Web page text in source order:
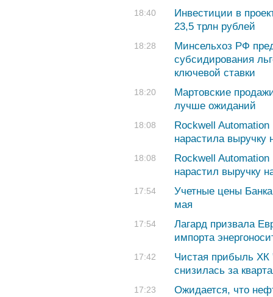
18:40
Инвестиции в
23,5 трлн рублей
18:28
Минсельхоз РФ
субсидирования
ключевой ставки
18:20
Мартовские
лучше ожиданий
18:08
Rockwell
нарастила выручку
18:08
Rockwell
нарастил выручку
17:54
Учетные цены
мая
17:54
Лагард призвала
импорта
17:42
Чистая прибыль
снизилась за
17:23
Ожидается, что